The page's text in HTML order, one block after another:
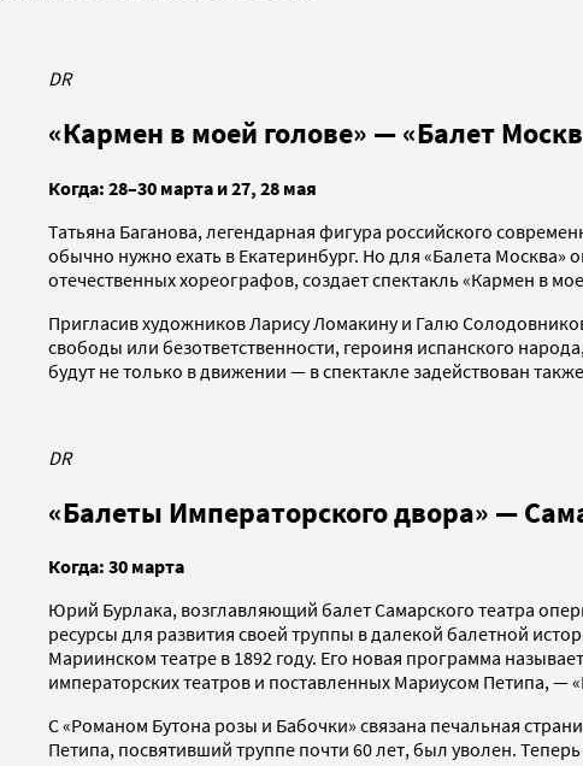
DR
«Кармен в моей голове» — «Балет
Когда: 28–30 марта и 27, 28 мая
Татьяна Баганова, легендарная фигура российского
обычно нужно ехать в Екатеринбург. Но для «Балета Москва»
отечественных хореографов, создает спектакль «Кармен в
Пригласив художников Ларису Ломакину и Галю
свободы или безответственности, героиня испанского
будут не только в движении — в спектакле задействован
DR
«Балеты Императорского двора» —
Когда: 30 марта
Юрий Бурлака, возглавляющий балет Самарского театра
ресурсы для развития своей труппы в далекой балетной
Мариинском театре в 1892 году. Его новая программа
императорских театров и поставленных Мариусом Петипа, —
С «Романом Бутона розы и Бабочки» связана печальная
Петипа, посвятивший труппе почти 60 лет, был уволен.